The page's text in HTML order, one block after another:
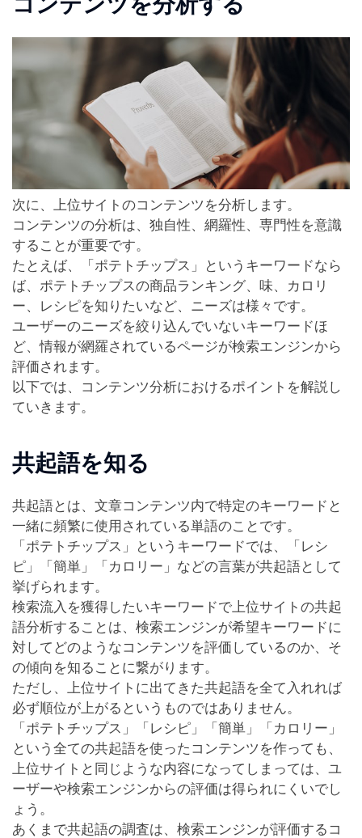
次に、上位サイトのコンテンツを分析します。
コンテンツの分析は、独自性、網羅性、専門性を意識
することが重要です。
たとえば、「ポテトチップス」というキーワードなら
ば、ポテトチップスの商品ランキング、味、カロリ
ー、レシピを知りたいなど、ニーズは様々です。
ユーザーのニーズを絞り込んでいないキーワードほ
ど、情報が網羅されているページが検索エンジンから
評価されます。
以下では、コンテンツ分析におけるポイントを解説し
ていきます。
共起語を知る
共起語とは、文章コンテンツ内で特定のキーワードと
一緒に頻繁に使用されている単語のことです。
「ポテトチップス」というキーワードでは、「レシ
ピ」「簡単」「カロリー」などの言葉が共起語として
挙げられます。
検索流入を獲得したいキーワードで上位サイトの共起
語分析することは、検索エンジンが希望キーワードに
対してどのようなコンテンツを評価しているのか、そ
の傾向を知ることに繋がります。
ただし、上位サイトに出てきた共起語を全て入れれば
必ず順位が上がるというものではありません。
「ポテトチップス」「レシピ」「簡単」「カロリー」
という全ての共起語を使ったコンテンツを作っても、
上位サイトと同じような内容になってしまっては、ユ
ーザーや検索エンジンからの評価は得られにくいでし
ょう。
あくまで共起語の調査は、検索エンジンが評価するコ